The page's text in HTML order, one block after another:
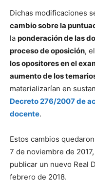
Dichas modificaciones
cambio sobre la
la ponderación de las
proceso de oposición, el
los opositores en el
aumento de los
materializarían en
Decreto 276/2007 de
docente.
Estos cambios
7 de noviembre de
publicar un nuevo Real
febrero de 2018.